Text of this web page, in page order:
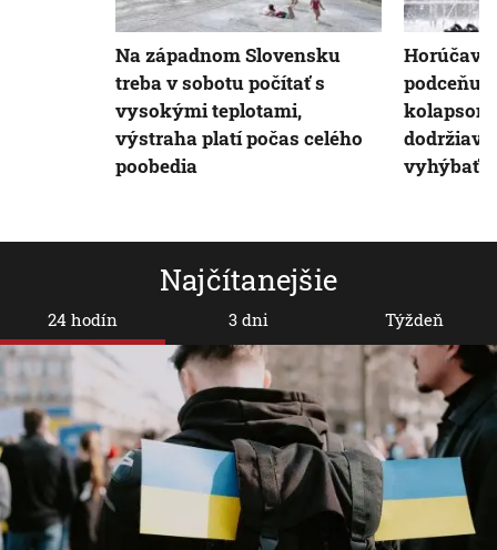
Najčítanejšie
24 hodín 3 dni Týždeň
Na západnom Slovensku
treba v sobotu počítať s
vysokými teplotami,
výstraha platí počas celého
poobedia
vyhýbať